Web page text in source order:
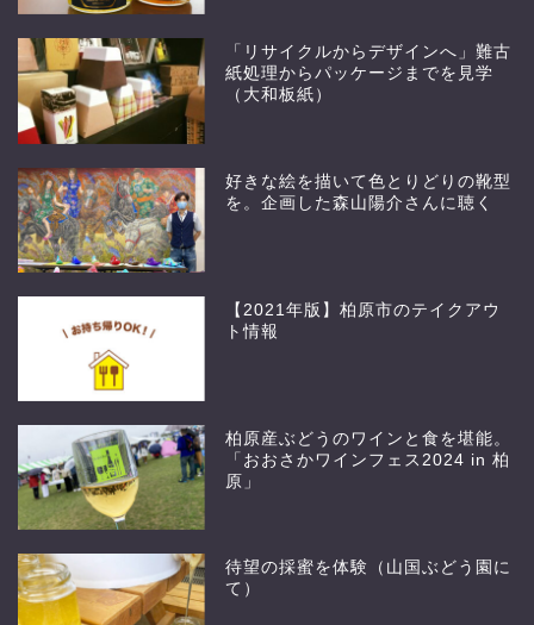
「リサイクルからデザインへ」難古
紙処理からパッケージまでを見学
（大和板紙）
好きな絵を描いて色とりどりの靴型
を。企画した森山陽介さんに聴く
【2021年版】柏原市のテイクアウ
ト情報
柏原産ぶどうのワインと食を堪能。
「おおさかワインフェス2024 in 柏
原」
待望の採蜜を体験（山国ぶどう園に
て）